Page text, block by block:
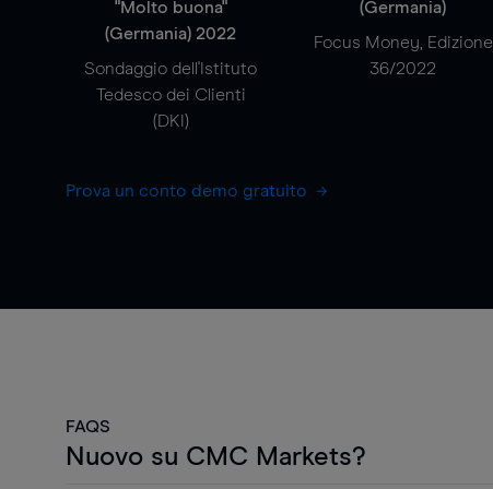
"Molto buona"
(Germania) 2022
Sondaggio dell'Istituto
Tedesco dei Clienti
(DKI)
(Germania)
Focus Money, Edizione
36/2022
Prova un conto demo gratuito
FAQS
Nuovo su CMC Markets?